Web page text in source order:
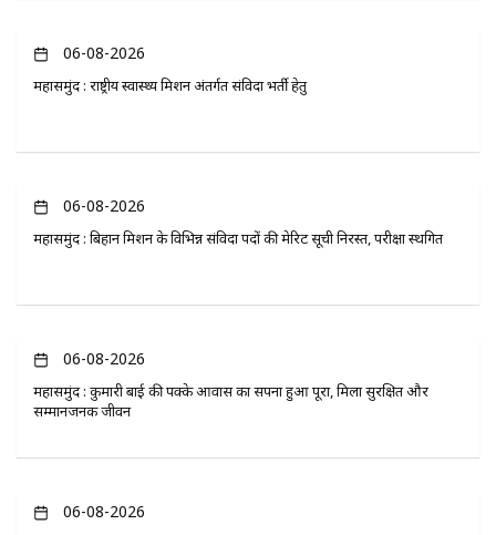
06-08-2026
महासमुंद : राष्ट्रीय स्वास्थ्य मिशन अंतर्गत संविदा भर्ती हेतु
06-08-2026
महासमुंद : बिहान मिशन के विभिन्न संविदा पदों की मेरिट सूची निरस्त, परीक्षा स्थगित
06-08-2026
महासमुंद : कुमारी बाई की पक्के आवास का सपना हुआ पूरा, मिला सुरक्षित और
सम्मानजनक जीवन
06-08-2026